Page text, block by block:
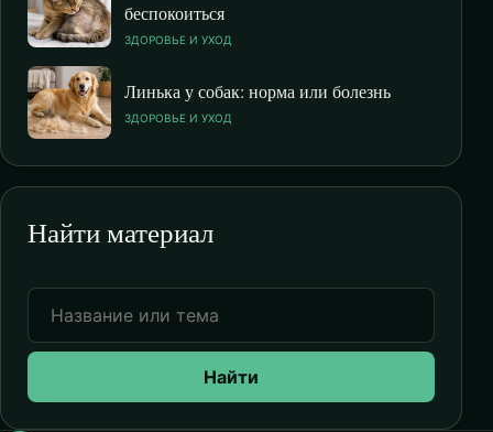
беспокоиться
ЗДОРОВЬЕ И УХОД
Линька у собак: норма или болезнь
ЗДОРОВЬЕ И УХОД
Найти материал
Найти